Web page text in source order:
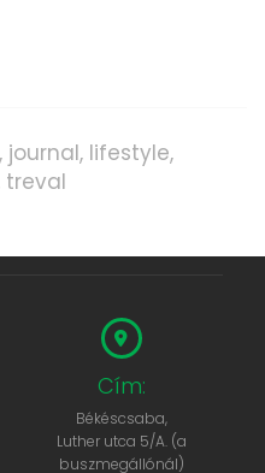
journal lifestyle
treval
Cím:
Békéscsaba,
Luther utca 5/A. (a
buszmegállónál)